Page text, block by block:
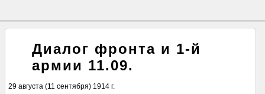
Диалог фронта и 1-й
армии 11.09.
29 августа (11 сентября) 1914 г.